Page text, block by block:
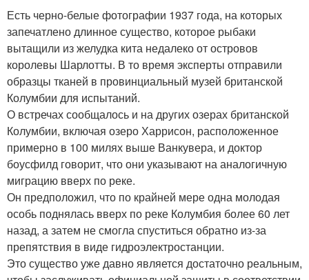
Есть черно-белые фотографии 1937 года, на которых
запечатлено длинное существо, которое рыбаки
вытащили из желудка кита недалеко от островов
королевы Шарлотты. В то время эксперты отправили
образцы тканей в провинциальный музей британской
Колумбии для испытаний.
О встречах сообщалось и на других озерах британской
Колумбии, включая озеро Харрисон, расположенное
примерно в 100 милях выше Ванкувера, и доктор
боусфилд говорит, что они указывают на аналогичную
миграцию вверх по реке.
Он предположил, что по крайней мере одна молодая
особь поднялась вверх по реке Колумбия более 60 лет
назад, а затем не смогла спуститься обратно из-за
препятствия в виде гидроэлектростанции.
Это существо уже давно является достаточно реальным,